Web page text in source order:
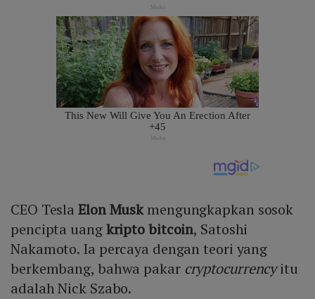
CEO Tesla Elon Muskmengungkapkan sosok
pencipta uangkriptobitcoin, Satoshi
Nakamoto. Ia percaya dengan teori yang
berkembang, bahwa pakar cryptocurrencyitu
adalah Nick Szabo.